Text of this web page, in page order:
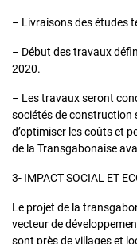
– Livraisons des études
– Début des travaux
2020.
– Les travaux seront
sociétés de construction
d’optimiser les coûts et
de la Transgabonaise
3- IMPACT SOCIAL ET
Le projet de la
vecteur de
sont près de villages et